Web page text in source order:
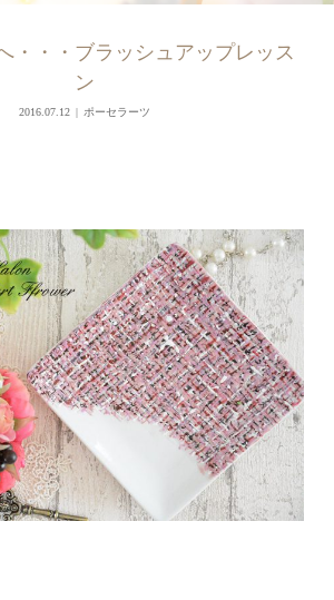
・・・ブラッシュアップレッス
ン
2016.07.12 ポーセラーツ